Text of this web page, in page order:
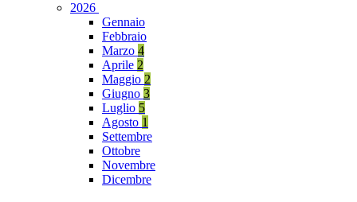
2026
Gennaio
Febbraio
Marzo 4
Aprile 2
Maggio 2
Giugno 3
Luglio 5
Agosto 1
Settembre
Ottobre
Novembre
Dicembre